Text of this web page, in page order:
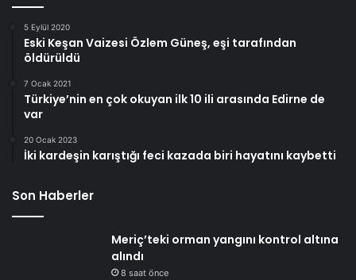
5 Eylül 2020
Eski Keşan Vaizesi Özlem Güneş, eşi tarafından
öldürüldü
7 Ocak 2021
Türkiye’nin en çok okuyan ilk 10 ili arasında Edirne de
var
20 Ocak 2023
İki kardeşin karıştığı feci kazada biri hayatını kaybetti
Son Haberler
Meriç’teki orman yangını kontrol altına
alındı
8 saat önce